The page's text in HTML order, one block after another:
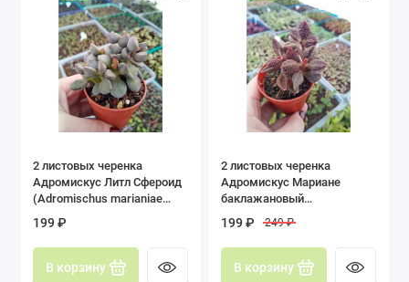
2 листовых черенка
Адромискус Литл Сфероид
(Adromischus marianiae
199 ₽
В корзину
2 листовых черенка
Адромискус Мариане
баклажановый
'aubergine')
199 ₽ 249 ₽
В корзину